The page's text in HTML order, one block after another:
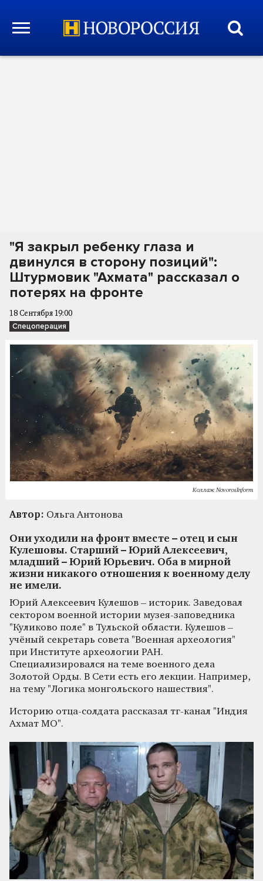
"Я закрыл ребенку глаза и
двинулся в сторону позиций":
Штурмовик "Ахмата" рассказал о
потерях на фронте
18 Сентября 19:00
Спецоперация
Коллаж NovorosInform
Автор: Ольга Антонова
Они уходили на фронт вместе – отец и сын
Кулешовы. Старший – Юрий Алексеевич,
младший – Юрий Юрьевич. Оба в мирной
жизни никакого отношения к военному делу
не имели.
Юрий Алексеевич Кулешов – историк. Заведовал
сектором военной истории музея-заповедника
"Куликово поле" в Тульской области. Кулешов –
учёный секретарь совета "Военная археология"
при Институте археологии РАН.
Специализировался на теме военного дела
Золотой Орды. В Сети есть его лекции. Например,
на тему "Логика монгольского нашествия".
Историю отца-солдата рассказал тг-канал "Индия
Ахмат МО".